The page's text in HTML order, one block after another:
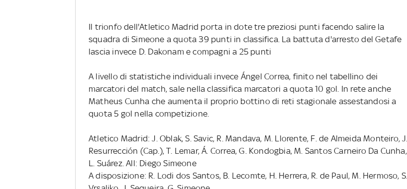
Il trionfo dell'Atletico Madrid porta in dote tre preziosi punti facendo salire la
squadra di Simeone a quota 39 punti in classifica. La battuta d'arresto del Getafe
lascia invece D. Dakonam e compagni a 25 punti
A livello di statistiche individuali invece Ángel Correa, finito nel tabellino dei
marcatori del match, sale nella classifica marcatori a quota 10 gol. In rete anche
Matheus Cunha che aumenta il proprio bottino di reti stagionale assestandosi a
quota 5 gol nella competizione.
Atletico Madrid: J. Oblak, S. Savic, R. Mandava, M. Llorente, F. de Almeida Monteiro, J.
Resurrección (Cap.), T. Lemar, Á. Correa, G. Kondogbia, M. Santos Carneiro Da Cunha,
L. Suárez. All: Diego Simeone
A disposizione: R. Lodi dos Santos, B. Lecomte, H. Herrera, R. de Paul, M. Hermoso, S.